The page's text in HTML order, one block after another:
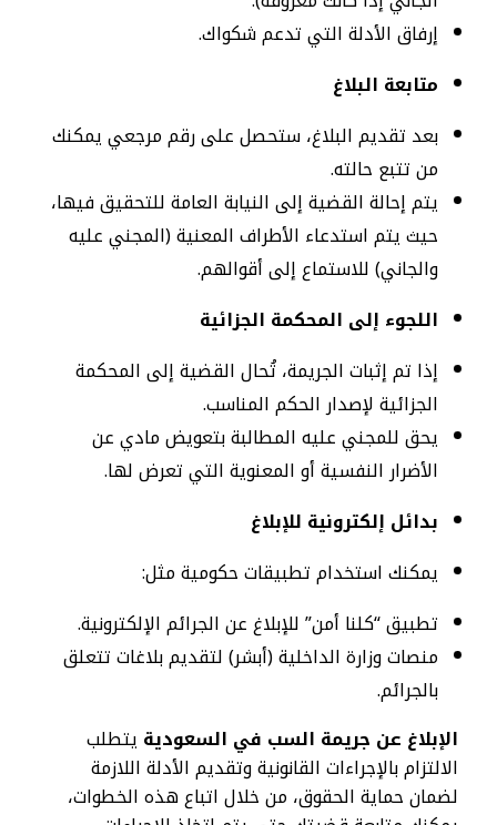
إرفاق الأدلة التي تدعم شكواك.
متابعة البلاغ
بعد تقديم البلاغ، ستحصل على رقم مرجعي يمكنك
من تتبع حالته.
يتم إحالة القضية إلى النيابة العامة للتحقيق فيها،
حيث يتم استدعاء الأطراف المعنية (المجني عليه
والجاني) للاستماع إلى أقوالهم.
اللجوء إلى المحكمة الجزائية
إذا تم إثبات الجريمة، تُحال القضية إلى المحكمة
الجزائية لإصدار الحكم المناسب.
يحق للمجني عليه المطالبة بتعويض مادي عن
الأضرار النفسية أو المعنوية التي تعرض لها.
بدائل إلكترونية للإبلاغ
يمكنك استخدام تطبيقات حكومية مثل:
تطبيق “كلنا أمن” للإبلاغ عن الجرائم الإلكترونية.
منصات وزارة الداخلية (أبشر) لتقديم بلاغات تتعلق
بالجرائم.
الإبلاغ عن جريمة السب في السعودية يتطلب
الالتزام بالإجراءات القانونية وتقديم الأدلة اللازمة
لضمان حماية الحقوق، من خلال اتباع هذه الخطوات،